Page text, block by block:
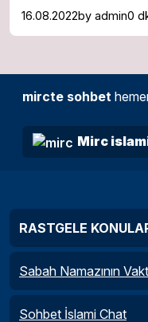
16.08.2022by admin0
mircte sohbet
Mirc
RASTGELE
Sabah Namazının
Sohbet İslami Chat